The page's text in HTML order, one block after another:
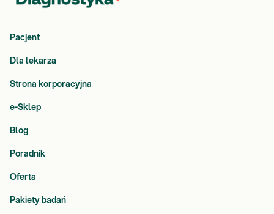
Pacjent
Dla lekarza
Strona korporacyjna
e-Sklep
Blog
Poradnik
Oferta
Pakiety badań